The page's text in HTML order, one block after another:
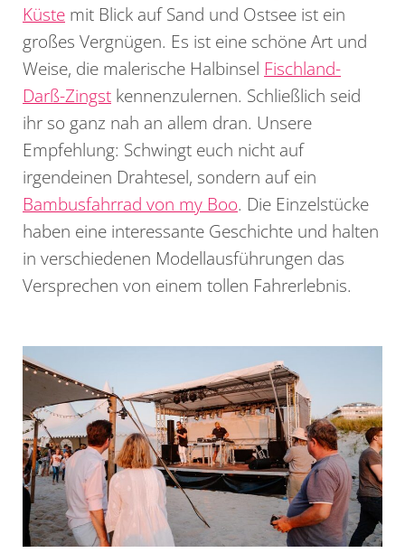
Küste mit Blick auf Sand und Ostsee ist ein
großes Vergnügen. Es ist eine schöne Art und
Weise, die malerische Halbinsel Fischland-
Darß-Zingst kennenzulernen. Schließlich seid
ihr so ganz nah an allem dran. Unsere
Empfehlung: Schwingt euch nicht auf
irgendeinen Drahtesel, sondern auf ein
Bambusfahrrad von my Boo. Die Einzelstücke
haben eine interessante Geschichte und halten
in verschiedenen Modellausführungen das
Versprechen von einem tollen Fahrerlebnis.